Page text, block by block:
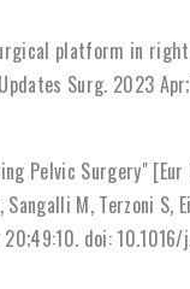
platform in
Surg. 2023
Pelvic Surgery"
M, Terzoni S,
doi: